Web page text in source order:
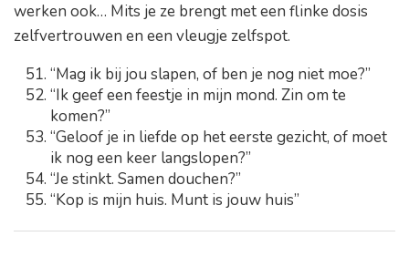
werken ook… Mits je ze brengt met een flinke dosis
zelfvertrouwen en een vleugje zelfspot.
“Mag ik bij jou slapen, of ben je nog niet moe?”
“Ik geef een feestje in mijn mond. Zin om te
komen?”
“Geloof je in liefde op het eerste gezicht, of moet
ik nog een keer langslopen?”
“Je stinkt. Samen douchen?”
“Kop is mijn huis. Munt is jouw huis”